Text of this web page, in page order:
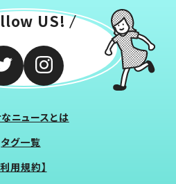
US!
ニュースとは
タグ一覧
利用規約】